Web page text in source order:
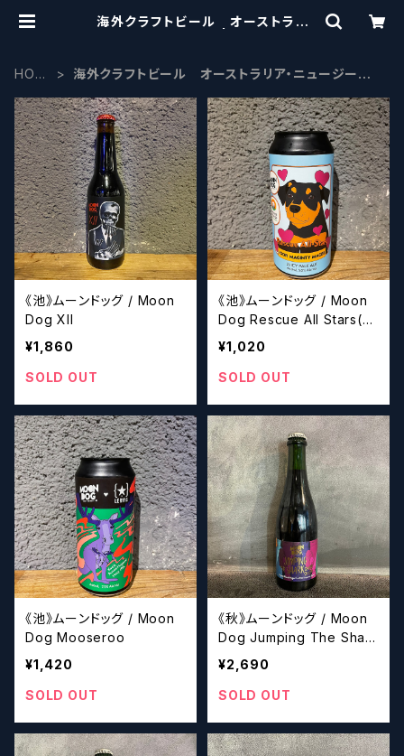
海外クラフトビール オーストラリ
HOM
海外クラフトビール オーストラリア・ニュージーラ
《池》ムーンドッグ / Moon
Dog XII
¥1,860
SOLD OUT
《池》ムーンドッグ / Moon
Dog Rescue All Stars(パ
ッケージデザイン8種からラ
ンダムに発送させていただ
きます。)
¥1,020
SOLD OUT
《池》ムーンドッグ / Moon
Dog Mooseroo
¥1,420
SOLD OUT
《秋》ムーンドッグ / Moon
Dog Jumping The Shark
2013
¥2,690
SOLD OUT